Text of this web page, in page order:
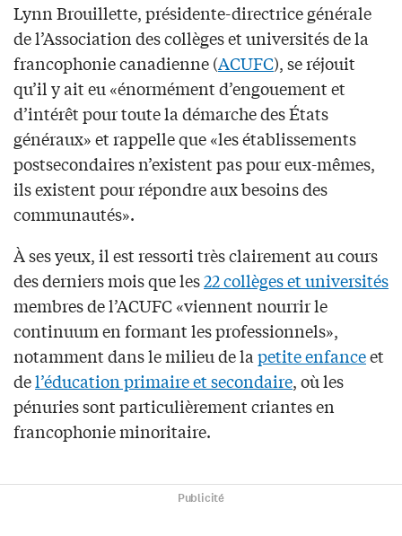
Lynn Brouillette, présidente-directrice générale
de l’Association des collèges et universités de la
francophonie canadienne (ACUFC), se réjouit
qu’il y ait eu «énormément d’engouement et
d’intérêt pour toute la démarche des États
généraux» et rappelle que «les établissements
postsecondaires n’existent pas pour eux-mêmes,
ils existent pour répondre aux besoins des
communautés».
À ses yeux, il est ressorti très clairement au cours
des derniers mois que les22 collèges et universités
membres de l’ACUFC «viennent nourrir le
continuum en formant les professionnels»,
notamment dans le milieu de la petite enfanceet
del’éducation primaire et secondaire, où les
pénuries sont particulièrement criantes en
francophonie minoritaire.
Publicité